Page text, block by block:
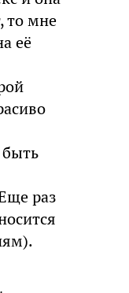
то мне
её
раз